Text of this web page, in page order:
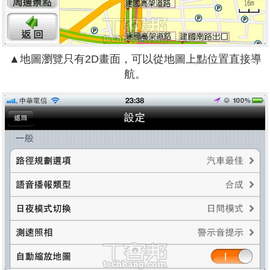
▲地圖瀏覽只有2D畫面，可以從地圖上點位置直接導
航。